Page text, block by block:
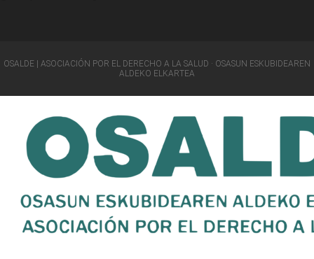
OSALDE | ASOCIACIÓN POR EL DERECHO A LA SALUD · OSASUN ESKUBIDEAREN
ALDEKO ELKARTEA